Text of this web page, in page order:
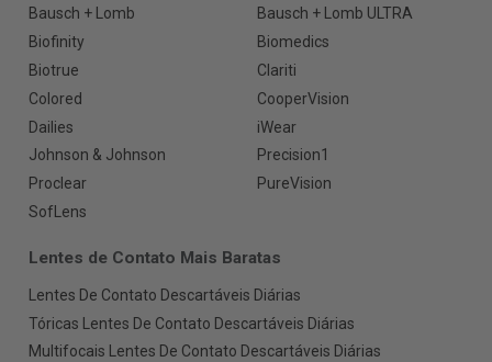
Bausch + Lomb
Bausch + Lomb ULTRA
Biofinity
Biomedics
Biotrue
Clariti
Colored
CooperVision
Dailies
iWear
Johnson & Johnson
Precision1
Proclear
PureVision
SofLens
Lentes de Contato Mais Baratas
Lentes De Contato Descartáveis Diárias
Tóricas Lentes De Contato Descartáveis Diárias
Multifocais Lentes De Contato Descartáveis Diárias